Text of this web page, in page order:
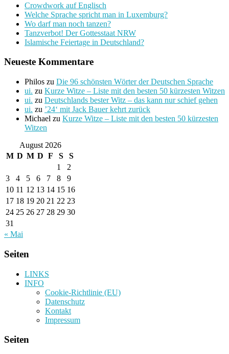
Crowdwork auf Englisch
Welche Sprache spricht man in Luxemburg?
Wo darf man noch tanzen?
Tanzverbot! Der Gottesstaat NRW
Islamische Feiertage in Deutschland?
Neueste Kommentare
Philos zu Die 96 schönsten Wörter der Deutschen Sprache
ui. zu Kurze Witze – Liste mit den besten 50 kürzesten Witzen
ui. zu Deutschlands bester Witz – das kann nur schief gehen
ui. zu ’24‘ mit Jack Bauer kehrt zurück
Michael zu Kurze Witze – Liste mit den besten 50 kürzesten
Witzen
August 2026
M D M D F S
S
1
2
3
4 5 6 7 8
9
10 11 12 13 14 15 16
17 18 19 20 21 22 23
24 25 26 27 28 29 30
31
« Mai
Seiten
LINKS
INFO
Cookie-Richtlinie (EU)
Datenschutz
Kontakt
Impressum
Seiten